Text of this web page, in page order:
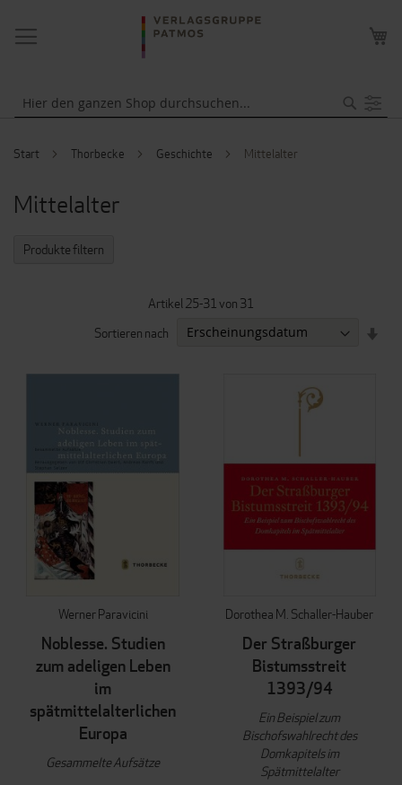
NAVIGATION
UMSCHALTEN
Start Thorbecke Geschichte Mittelalter
Mittelalter
Artikel 25-31 von 31
Sortieren nach
Werner Paravicini
Noblesse. Studien
zum adeligen Leben
im
spätmittelalterlichen
Europa
Gesammelte Aufsätze
Dorothea M. Schaller-Hauber
Der Straßburger
Bistumsstreit
1393/94
Ein Beispiel zum
Bischofswahlrecht des
Domkapitels im
Spätmittelalter
Produkte filtern